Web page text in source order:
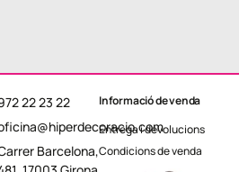
22 23 22
Barcelona,
Informació de venda
Entrega i devolucions
Condicions de venda